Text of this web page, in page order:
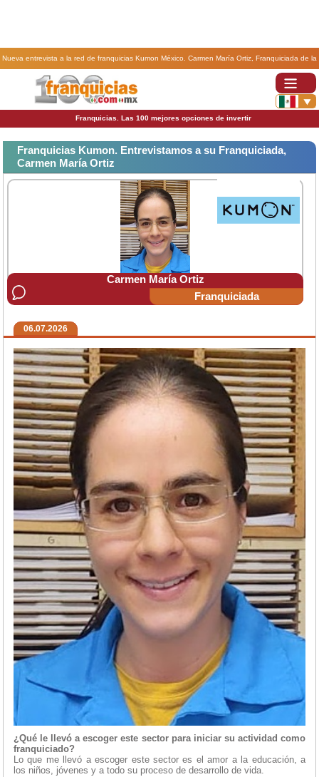
Nueva entrevista a la red de franquicias Kumon México. Carmen María Ortiz, Franquiciada de la
Franquicias. Las 100 mejores opciones de invertir
Franquicias Kumon. Entrevistamos a su Franquiciada,
Carmen María Ortiz
Carmen María Ortiz
Franquiciada
06.07.2026
¿Qué le llevó a escoger este sector para iniciar su actividad como
franquiciado?
Lo que me llevó a escoger este sector es el amor a la educación, a
los niños, jóvenes y a todo su proceso de desarrollo de vida.